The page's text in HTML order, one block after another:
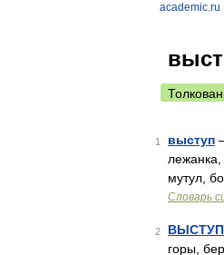
academic.ru
1 выступ
лежанка,
мутул,
Словарь
2 ВЫСТУП
горы,